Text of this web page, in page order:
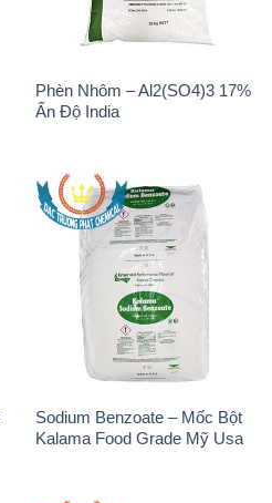
Phèn Nhôm – Al2(SO4)3 17%
Ấn Độ India
Sodium Benzoate – Mốc Bột
Kalama Food Grade Mỹ Usa